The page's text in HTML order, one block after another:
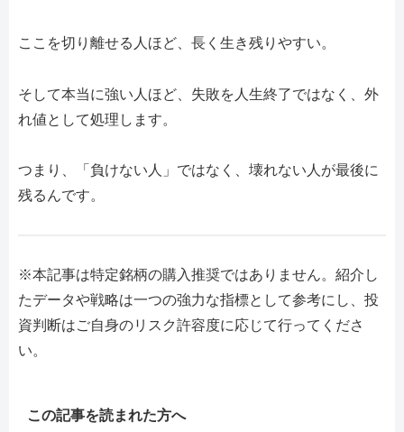
ここを切り離せる人ほど、長く生き残りやすい。
そして本当に強い人ほど、失敗を人生終了ではなく、外
れ値として処理します。
つまり、「負けない人」ではなく、壊れない人が最後に
残るんです。
※本記事は特定銘柄の購入推奨ではありません。紹介し
たデータや戦略は一つの強力な指標として参考にし、投
資判断はご自身のリスク許容度に応じて行ってくださ
い。
この記事を読まれた方へ